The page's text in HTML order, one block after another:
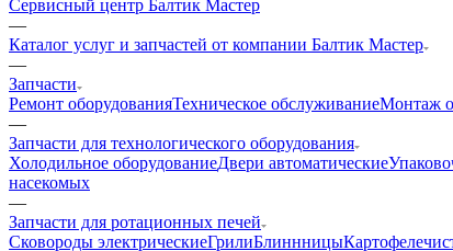
Сервисный центр Балтик Мастер
—
Каталог услуг и запчастей от компании Балтик Мастер
—
Запчасти
Ремонт оборудованияТехническое обслуживаниеМонтаж
—
Запчасти для технологического оборудования
Холодильное оборудованиеДвери автоматические
насекомых
—
Запчасти для ротационных печей
Cковороды электрическиеГрилиБлиннницы